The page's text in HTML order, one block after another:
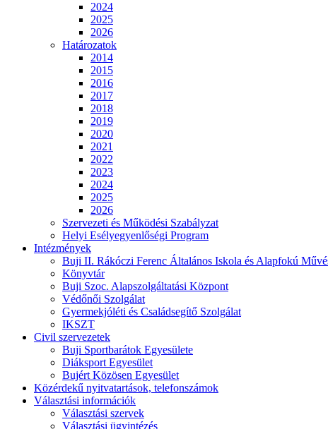
2024
2025
2026
Határozatok
2014
2015
2016
2017
2018
2019
2020
2021
2022
2023
2024
2025
2026
Szervezeti és Működési Szabályzat
Helyi Esélyegyenlőségi Program
Intézmények
Buji II. Rákóczi Ferenc Általános Iskola és Alapfokú
Könyvtár
Buji Szoc. Alapszolgáltatási Központ
Védőnői Szolgálat
Gyermekjóléti és Családsegítő Szolgálat
IKSZT
Civil szervezetek
Buji Sportbarátok Egyesülete
Diáksport Egyesület
Bujért Közösen Egyesület
Közérdekű nyitvatartások, telefonszámok
Választási információk
Választási szervek
Választási ügyintézés